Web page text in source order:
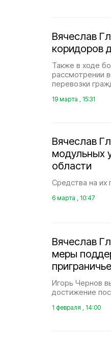
Вячеслав
коридоров
Также в ходе
рассмотрении
перевозки
19 марта , 15:31
Вячеслав
модульных
области
Средства на их
6 марта , 10:47
Вячеслав
меры
приграничье
Игорь Чернов
достижение
1 февраля , 14:00